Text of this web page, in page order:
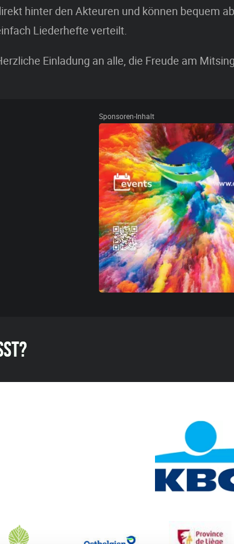
hinter den Akteuren und können bequem
Liederhefte verteilt.
Einladung an alle, die Freude am
Sponsoren-Inhalt